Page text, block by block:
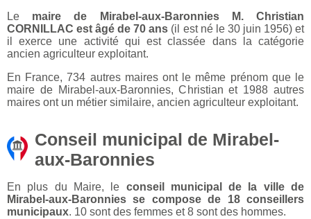
Le maire de Mirabel-aux-Baronnies M. Christian
CORNILLAC est âgé de 70 ans (il est né le 30 juin 1956) et
il exerce une activité qui est classée dans la catégorie
ancien agriculteur exploitant.
En France, 734 autres maires ont le même prénom que le
maire de Mirabel-aux-Baronnies, Christian et 1988 autres
maires ont un métier similaire, ancien agriculteur exploitant.
Conseil municipal de Mirabel-
aux-Baronnies
En plus du Maire, le conseil municipal de la ville de
Mirabel-aux-Baronnies se compose de 18 conseillers
municipaux. 10 sont des femmes et 8 sont des hommes.